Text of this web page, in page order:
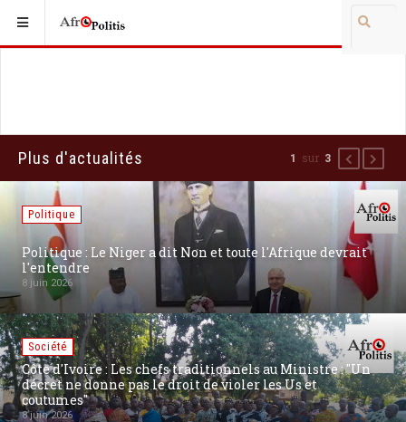
Plus d'actualités
Politique
Politique : Le Niger a dit Non et toute l'Afrique devrait
l'entendre
8 juin 2026
Société
Côte d'Ivoire : Les chefs traditionnels au Ministre : "Un
décret ne donne pas le droit de violer les Us et
coutumes"
8 juin 2026
1 sur 3 Précédent